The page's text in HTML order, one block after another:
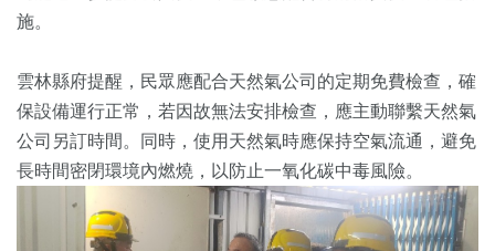
施。
雲林縣府提醒，民眾應配合天然氣公司的定期免費檢查，確
保設備運行正常，若因故無法安排檢查，應主動聯繫天然氣
公司另訂時間。同時，使用天然氣時應保持空氣流通，避免
長時間密閉環境內燃燒，以防止一氧化碳中毒風險。